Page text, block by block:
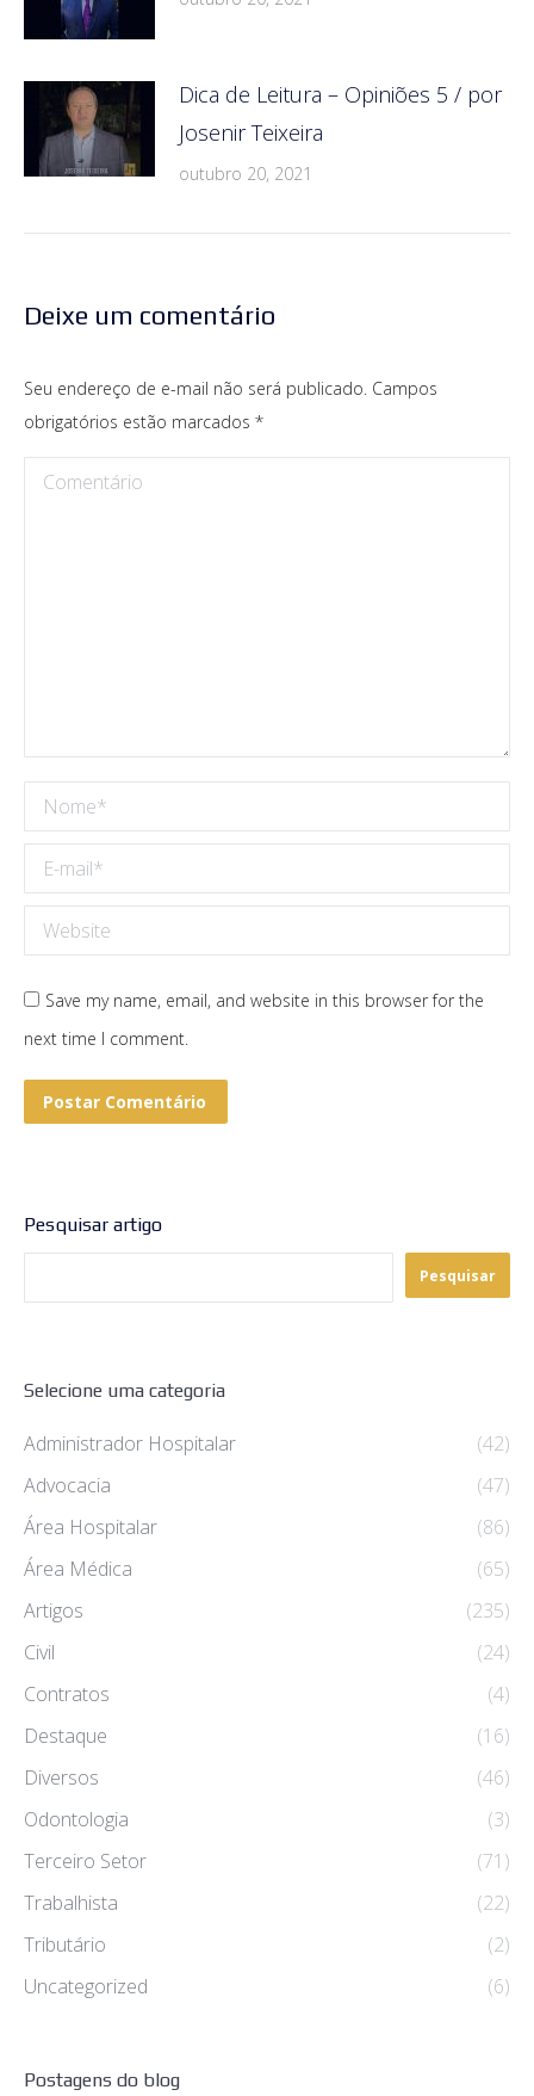
Dica de Leitura – Opiniões 5 / por
Josenir Teixeira
outubro 20, 2021
Deixe um comentário
Seu endereço de e-mail não será publicado. Campos
obrigatórios estão marcados *
Comentário
Nome *
E-mail *
Website
Save my name, email, and website in this browser for the
next time I comment.
Postar Comentário
Pesquisar artigo
Pesquisar
Selecione uma categoria
Administrador Hospitalar
(42)
Advocacia
(47)
Área Hospitalar
(86)
Área Médica
(65)
Artigos
(235)
Civil
(24)
Contratos
(4)
Destaque
(16)
Diversos
(46)
Odontologia
(3)
Terceiro Setor
(71)
Trabalhista
(22)
Tributário
(2)
Uncategorized
(6)
Postagens do blog